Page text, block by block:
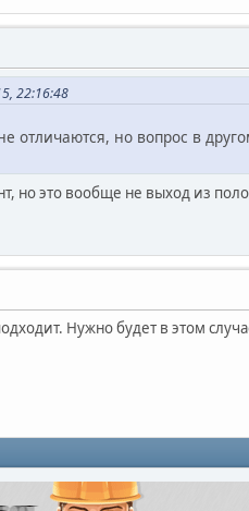
22:16:48
отличаются, но вопрос в
но это вообще не выход из
Нужно будет в этом